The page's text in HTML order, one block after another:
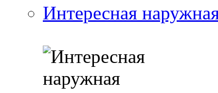
Интересная